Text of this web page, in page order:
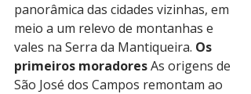
panorâmica das cidades vizinhas, em
meio a um relevo de montanhas e
vales na Serra da Mantiqueira. Os
primeiros moradores As origens de
São José dos Campos remontam ao